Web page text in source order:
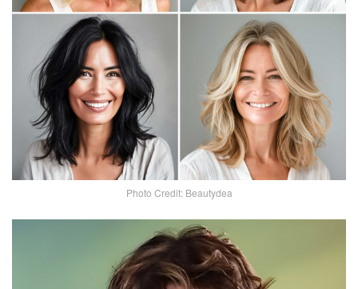
Photo Credit: Beautydea